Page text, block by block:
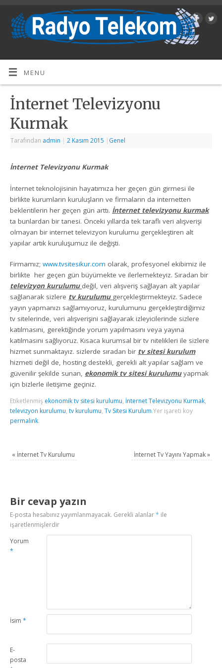
MENU
İnternet Televizyonu
Kurmak
Tarafından admin | 2 Kasım 2015 | Genel
İnternet Televizyonu Kurmak
İnternet teknolojisinin hayatımıza her geçen gün girmesi ile
birlikte kurumların kuruluşların ve firmaların da internetten
beklentilerin her geçen gün arttı. İnternet televizyonu kurmak
ta bunlardan bir tanesi. Önceki yıllarda tek taraflı veri alışverişi
olmayan bir internet televizyon kurulumu gerçekleştiren alt
yapılar artık kuruluşumuz ile değişti.
Firmamız;www.tvsitesikur.com olarak, profesyonel ekibimiz ile
birlikte her geçen gün büyümekte ve ilerlemekteyiz. Sıradan bir
televizyon kurulumu değil, veri alışveriş sağlayan alt yapılar
sağlanarak sizlere tv kurulumu gerçekleştirmekteyiz. Sadece
yayın yapmanızı sağlamıyoruz, kurulumunu gerçekleştirdiğimiz
tv sitelerinde, veri alışverişini sağlayarak izleyicilerinde sizlere
katılmasını, gerektiğinde yorum yapılmasını veya yayına
katılmasını sağlıyoruz. Kısaca kurumsal bir tv nitelikleri ile sizlere
hizmet sunmaktayız. sizlerde sıradan bir tv sitesi kurulum
hizmeti değil de, hosting destekli, gerekli alt yapılar sağlam ve
güvenilir şekilde sunan, ekonomik tv sitesi kurulumuyapmak
için bizlerle iletişime geçiniz.
Etiketlenmiş ekonomik tv sitesi kurulumu, İnternet Televizyonu Kurmak,
televizyon kurulumu,tv kurulumu,Tv Sitesi Kurulum.Yer işareti koy
permalink.
« İnternet Tv Kurulumu İnternet Tv Yayını Yapmak»
Bir cevap yazın
E-posta hesabınız yayımlanmayacak. Gerekli alanlar* ile
işaretlenmişlerdir
Yorum
*
İsim*
E-
posta